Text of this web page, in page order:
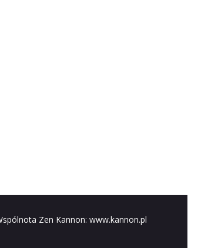
Zen Kannon: www.kannon.pl